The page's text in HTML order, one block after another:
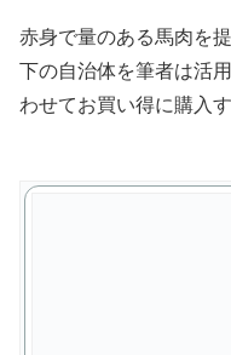
わせてお買い得に購入